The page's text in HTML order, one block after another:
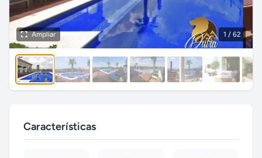
1 / 62
Ampliar
Características